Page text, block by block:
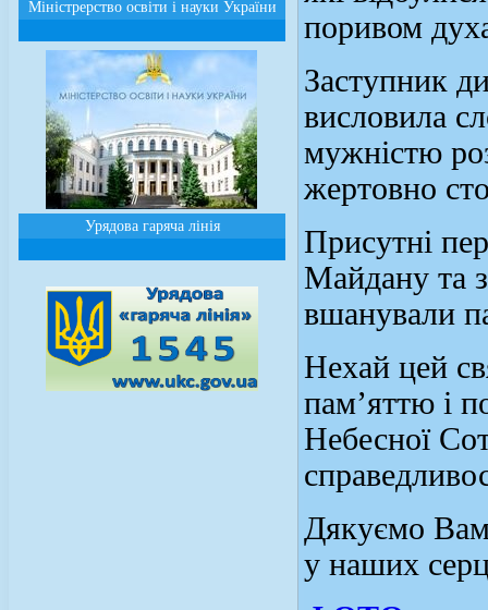
Міністрерство освіти і науки України
Урядова гаряча лінія
поривом
Заступник
висловила
мужністю
жертовно
Присутні
Майдану та
вшанували
Нехай цей
пам’яттю і
Небесної
Дякуємо
у наших